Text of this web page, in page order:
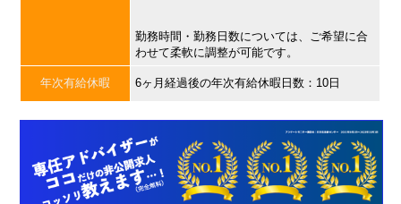
勤務時間・勤務日数については、ご希望に合
わせて柔軟に調整が可能です。
年次有給休暇 6ヶ月経過後の年次有給休暇日数：10日